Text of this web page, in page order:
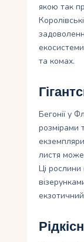
якою так
та комах.
Бегонії у
розмірами
листя
Ці